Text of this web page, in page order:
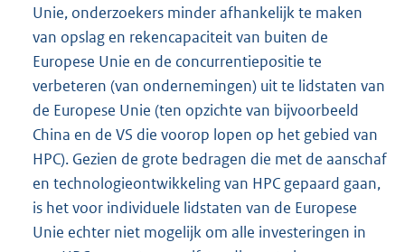
Unie, onderzoekers minder afhankelijk te maken
van opslag en rekencapaciteit van buiten de
Europese Unie en de concurrentiepositie te
verbeteren (van ondernemingen) uit te lidstaten van
de Europese Unie (ten opzichte van bijvoorbeeld
China en de VS die voorop lopen op het gebied van
HPC). Gezien de grote bedragen die met de aanschaf
en technologieontwikkeling van HPC gepaard gaan,
is het voor individuele lidstaten van de Europese
Unie echter niet mogelijk om alle investeringen in